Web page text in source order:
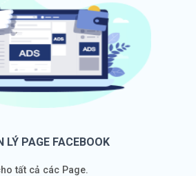
LÝ PAGE FACEBOOK
tất cả các Page.